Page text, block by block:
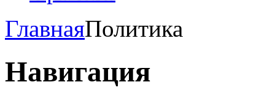
ГлавнаяПолитика
Навигация